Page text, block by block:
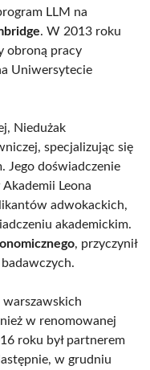
LLM na
. W 2013 roku
obroną pracy
Uniwersytecie
Niedużak
specjalizując się
Jego doświadczenie
Leona
adwokackich,
akademickim.
, przyczynił
w renomowanej
roku był partnerem
w grudniu